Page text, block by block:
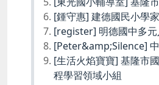
[鍾守惠] 建德國民小學
[register] 明德國中多元
[Peter&amp;Silence]
[生活火焰寶寶] 基隆市
程學習領域小組